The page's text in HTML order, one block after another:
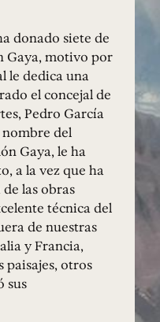
donado siete de
Gaya, motivo por
le dedica una
el concejal de
Pedro García
del
Gaya, le ha
a la vez que ha
las obras
técnica del
de nuestras
y Francia,
otros
sus